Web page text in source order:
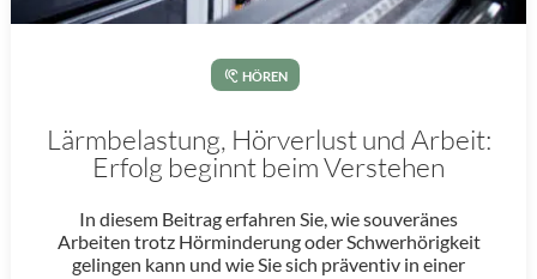
HÖREN
Lärmbelastung, Hörverlust und Arbeit:
Erfolg beginnt beim Verstehen
In diesem Beitrag erfahren Sie, wie souveränes
Arbeiten trotz Hörminderung oder Schwerhörigkeit
gelingen kann und wie Sie sich präventiv in einer